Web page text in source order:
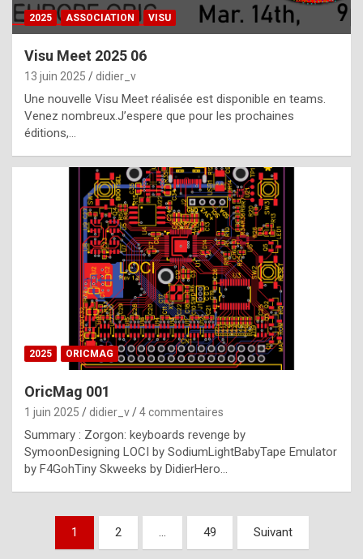
t
t
e
b
e
s
t
p
h
o
n
y
l
e
x
a
2025 ASSOCIATION VISU
Visu Meet 2025 06
13 juin 2025 didier_v
Une nouvelle Visu Meet réalisée est disponible en teams.
Venez nombreux.J’espere que pour les prochaines
éditions,…
2025 ORICMAG
OricMag 001
1 juin 2025 didier_v 4 commentaires
Summary : Zorgon: keyboards revenge by
SymoonDesigning LOCI by SodiumLightBabyTape Emulator
by F4GohTiny Skweeks by DidierHero…
Pagination
1 2 … 49 Suivant